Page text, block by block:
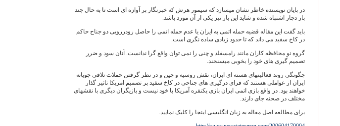
در پایان نویسنده خاطر نشان میسازد که سیمور هرش که خبرنگار پر آوازه ای است تا به حال چند
بار دچار اشتباه شده و شاید این بار نیز یکی از آن مورد باشد.
باید گفت این مقاله قضیه حمله اتمی به ایران یا عدم حمله اتمی را حاصل رودررویی دو جناح حاکم
در کاخ سفید می داند که تا حدود زیادی ساده نگری است.
گروه نو محافظه کاران مانند رامسفلد و چنی را نمی توان واقع گرا ندانست. آنان سود و ضرر
تصمیم گیری های خود را بخوبی میسنجند.
چگونگی روند فعالیتهای هسته ای ایران، نقش روسیه و چین و در نظر گرفتن حملات تلافی جویانه
ایران از عواملی هستند که فرای درگیری های جناحی در کاخ سفید بر تصمیم امریکا تاثیر گذار
خواهند بود. در واقع بازی اتمی ایران بازی یکنفره آمریکا با خود نیست و بازیگران دیگری با نقشهای
مختلف در صحنه جای دارند.
برای مطالعه اصل مقاله به زبان انگليسی اينجا را کليک نماييد.